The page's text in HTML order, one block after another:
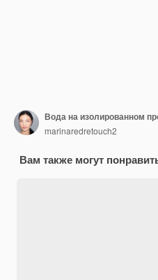
Вода на изолированном
marinaredretouch2
Вам также могут